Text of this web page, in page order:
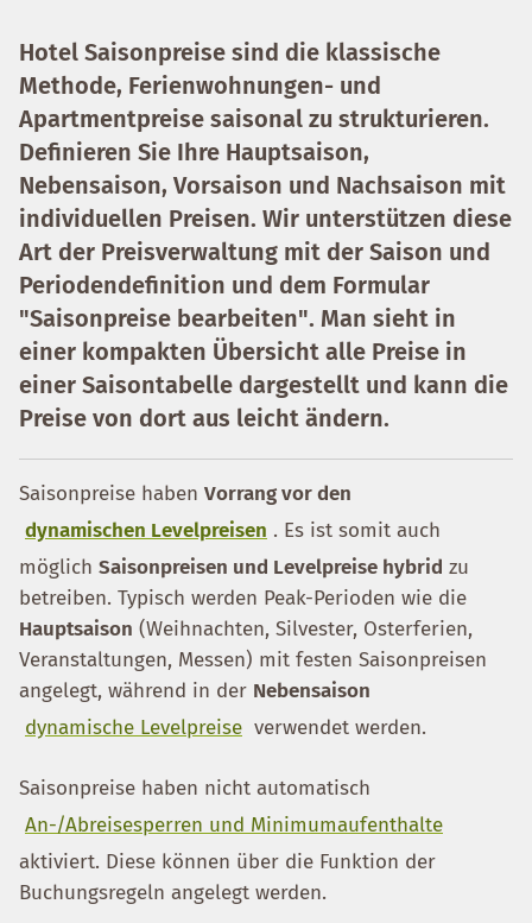
Hotel Saisonpreise sind die klassische
Methode, Ferienwohnungen- und
Apartmentpreise saisonal zu strukturieren.
Definieren Sie Ihre Hauptsaison,
Nebensaison, Vorsaison und Nachsaison mit
individuellen Preisen. Wir unterstützen diese
Art der Preisverwaltung mit der Saison und
Periodendefinition und dem Formular
"Saisonpreise bearbeiten". Man sieht in
einer kompakten Übersicht alle Preise in
einer Saisontabelle dargestellt und kann die
Preise von dort aus leicht ändern.
Saisonpreise haben Vorrang vor den
dynamischen Levelpreisen . Es ist somit auch
möglich Saisonpreisen und Levelpreise hybrid zu
betreiben. Typisch werden Peak-Perioden wie die
Hauptsaison (Weihnachten, Silvester, Osterferien,
Veranstaltungen, Messen) mit festen Saisonpreisen
angelegt, während in der Nebensaison
dynamische Levelpreise verwendet werden.
Saisonpreise haben nicht automatisch
An-/Abreisesperren und Minimumaufenthalte
aktiviert. Diese können über die Funktion der
Buchungsregeln angelegt werden.